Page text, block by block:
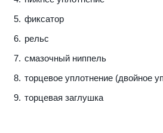
фиксатор
рельс
смазочный ниппель
торцевое уплотнение (двойное
торцевая заглушка